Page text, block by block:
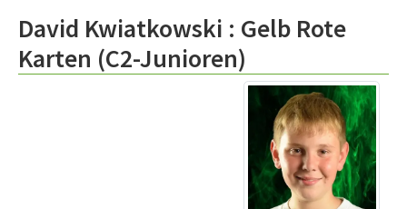
David Kwiatkowski : Gelb Rote
Karten (C2-Junioren)